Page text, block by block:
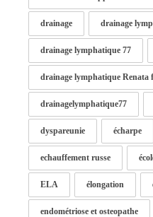
drainage drainage
drainage lymphatique 77
drainage lymphatique Renata
drainagelymphatique77
dyspareunie écharpe
echauffement russe
ELA élongation
endométriose et osteopathe